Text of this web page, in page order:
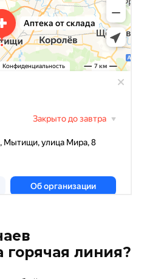
горячая линия?